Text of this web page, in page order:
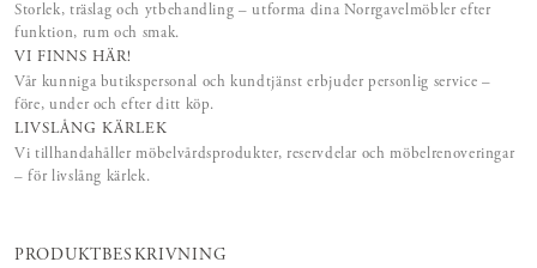
Storlek, träslag och ytbehandling – utforma dina Norrgavelmöbler efter
funktion, rum och smak.
VI FINNS HÄR!
Vår kunniga butikspersonal och kundtjänst erbjuder personlig service –
före, under och efter ditt köp.
LIVSLÅNG KÄRLEK
Vi tillhandahåller möbelvårdsprodukter, reservdelar och möbelrenoveringar
– för livslång kärlek.
PRODUKTBESKRIVNING